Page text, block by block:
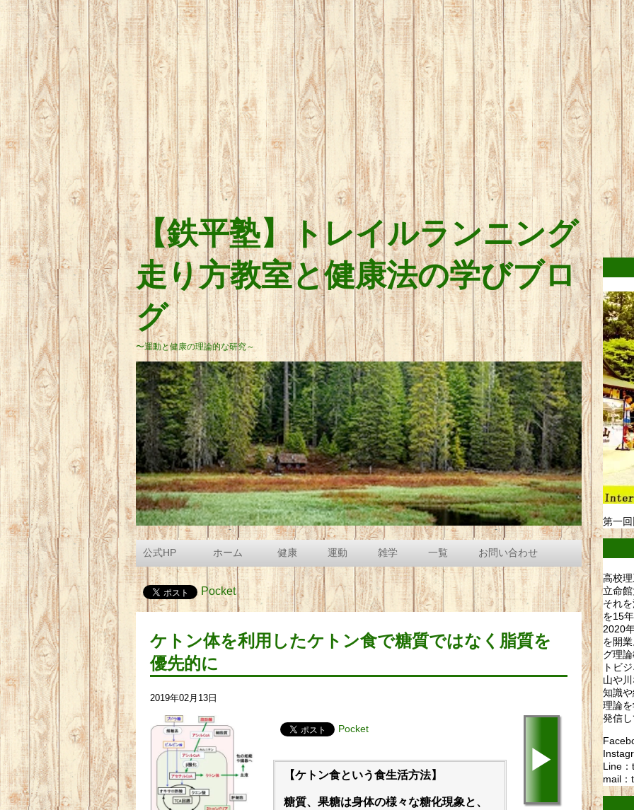
【鉄平塾】トレイルランニング
走り方教室と健康法の学びブロ
グ
〜運動と健康の理論的な研究～
公式HP ホーム 健康 運動 雑学 一覧 お問い合わせ
Pocket
ケトン体を利用したケトン食で糖質ではなく脂質を
優先的に
2019年02月13日
Pocket
【ケトン食という食生活方法】
糖質、果糖は身体の様々な糖化現象と、
▶
第一
高校
立命
それ
を15
2020
を開
グ理
トビ
山や
知識
理論
発信
Line
mail